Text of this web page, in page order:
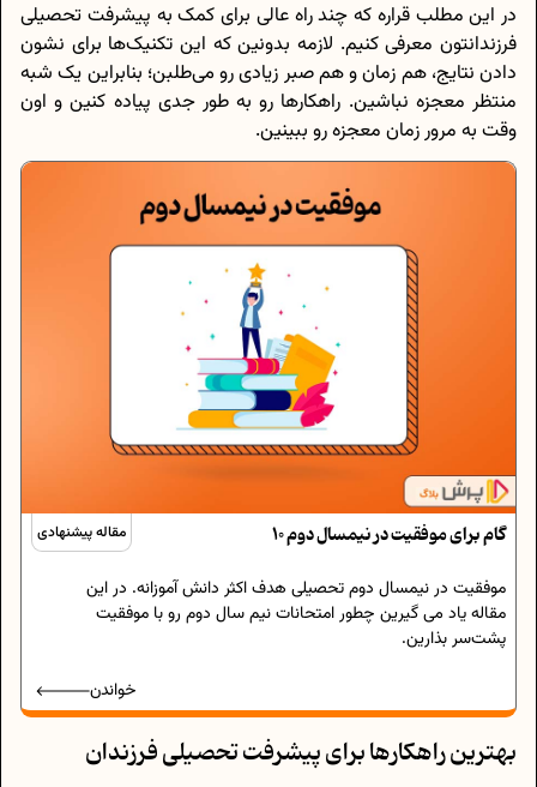
در این مطلب قراره که چند راه عالی برای کمک به پیشرفت تحصیلی
فرزندانتون معرفی کنیم. لازمه بدونین که این تکنیک‌ها برای نشون
دادن نتایج، هم زمان و هم صبر زیادی رو می‌طلبن؛ بنابراین یک شبه
منتظر معجزه نباشین. راهکارها رو به طور جدی پیاده کنین و اون
وقت به مرور زمان معجزه رو ببینین.
مقاله پیشنهادی 10 گام برای موفقیت در نیمسال دوم
موفقیت در نیمسال دوم تحصیلی هدف اکثر دانش آموزانه. در این
مقاله یاد می گیرین چطور امتحانات نیم سال دوم رو با موفقیت
پشت‌سر بذارین.
خواندن
بهترین راهکارها برای پیشرفت تحصیلی فرزندان